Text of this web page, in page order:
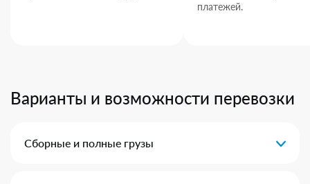
платежей.
Варианты и возможности перевозки
Сборные и полные грузы